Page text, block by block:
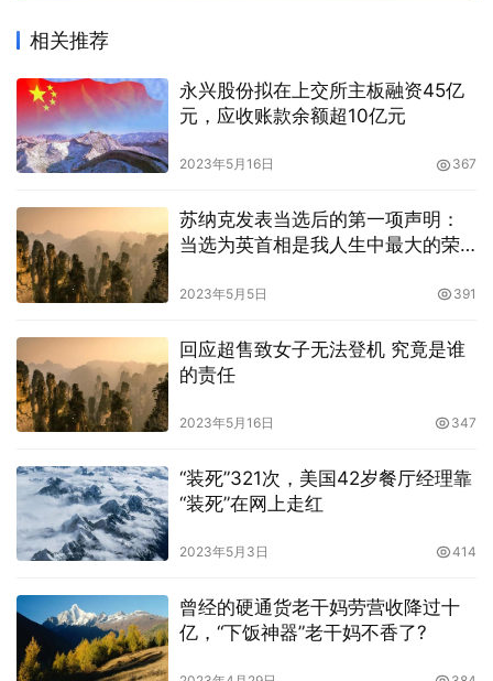
相关推荐
永兴股份拟在上交所主板融资45亿
元，应收账款余额超10亿元
2023年5月16日 367
苏纳克发表当选后的第一项声明：
当选为英首相是我人生中最大的荣
2023年5月5日 391
回应超售致女子无法登机 究竟是谁
的责任
2023年5月16日 347
“装死”321次，美国42岁餐厅经理靠
“装死”在网上走红
2023年5月3日 414
曾经的硬通货老干妈劳营收降过十
亿，“下饭神器”老干妈不香了?